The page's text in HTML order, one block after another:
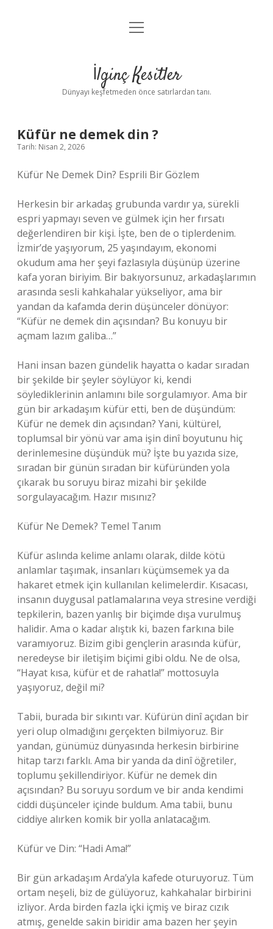
Anasayfa
Yasal Uyarı
menüyü
İlginç Kesitler
Dünyayı keşfetmeden önce satırlardan tanı.
Küfür ne demek din ?
Tarih: Nisan 2, 2026
Küfür Ne Demek Din? Esprili Bir Gözlem
Herkesin bir arkadaş grubunda vardır ya, sürekli
espri yapmayı seven ve gülmek için her fırsatı
değerlendiren bir kişi. İşte, ben de o tiplerdenim.
İzmir’de yaşıyorum, 25 yaşındayım, ekonomi
okudum ama her şeyi fazlasıyla düşünüp üzerine
kafa yoran biriyim. Bir bakıyorsunuz, arkadaşlarımın
arasında sesli kahkahalar yükseliyor, ama bir
yandan da kafamda derin düşünceler dönüyor:
“Küfür ne demek din açısından? Bu konuyu bir
açmam lazım galiba…”
Hani insan bazen gündelik hayatta o kadar sıradan
bir şekilde bir şeyler söylüyor ki, kendi
söylediklerinin anlamını bile sorgulamıyor. Ama bir
gün bir arkadaşım küfür etti, ben de düşündüm:
Küfür ne demek din açısından? Yani, kültürel,
toplumsal bir yönü var ama işin dinî boyutunu hiç
derinlemesine düşündük mü? İşte bu yazıda size,
sıradan bir günün sıradan bir küfüründen yola
çıkarak bu soruyu biraz mizahi bir şekilde
sorgulayacağım. Hazır mısınız?
Küfür Ne Demek? Temel Tanım
Küfür aslında kelime anlamı olarak, dilde kötü
anlamlar taşımak, insanları küçümsemek ya da
hakaret etmek için kullanılan kelimelerdir. Kısacası,
insanın duygusal patlamalarına veya stresine verdiği
tepkilerin, bazen yanlış bir biçimde dışa vurulmuş
halidir. Ama o kadar alıştık ki, bazen farkına bile
varamıyoruz. Bizim gibi gençlerin arasında küfür,
neredeyse bir iletişim biçimi gibi oldu. Ne de olsa,
“Hayat kısa, küfür et de rahatla!” mottosuyla
yaşıyoruz, değil mi?
Tabii, burada bir sıkıntı var. Küfürün dinî açıdan bir
yeri olup olmadığını gerçekten bilmiyoruz. Bir
yandan, günümüz dünyasında herkesin birbirine
hitap tarzı farklı. Ama bir yanda da dinî öğretiler,
toplumu şekillendiriyor. Küfür ne demek din
açısından? Bu soruyu sordum ve bir anda kendimi
ciddi düşünceler içinde buldum. Ama tabii, bunu
ciddiye alırken komik bir yolla anlatacağım.
Küfür ve Din: “Hadi Ama!”
Bir gün arkadaşım Arda’yla kafede oturuyoruz. Tüm
ortam neşeli, biz de gülüyoruz, kahkahalar birbirini
izliyor. Arda birden fazla içki içmiş ve biraz cızık
atmış, genelde sakin biridir ama bazen her şeyin